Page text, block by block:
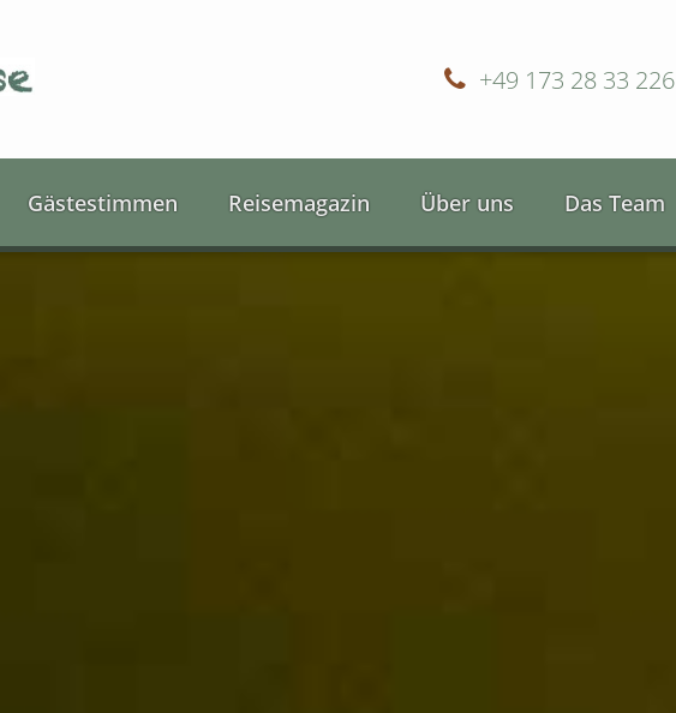
+49 173 28 33 226
Gästestimmen Reisemagazin Über uns Das Team